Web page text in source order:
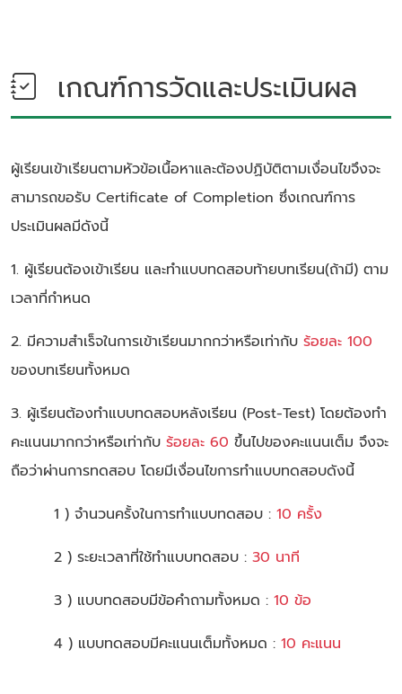
เกณฑ์การวัดและประเมินผล
ผู้เรียนเข้าเรียนตามหัวข้อเนื้อหาและต้องปฏิบัติตามเงื่อนไขจึงจะ
สามารถขอรับ Certificate of Completion ซึ่งเกณฑ์การ
ประเมินผลมีดังนี้
1. ผู้เรียนต้องเข้าเรียน และทำแบบทดสอบท้ายบทเรียน(ถ้ามี) ตาม
เวลาที่กำหนด
2. มีความสำเร็จในการเข้าเรียนมากกว่าหรือเท่ากับ ร้อยละ 100
ของบทเรียนทั้งหมด
3. ผู้เรียนต้องทำแบบทดสอบหลังเรียน (Post-Test) โดยต้องทำ
คะแนนมากกว่าหรือเท่ากับ ร้อยละ 60 ขึ้นไปของคะแนนเต็ม จึงจะ
ถือว่าผ่านการทดสอบ โดยมีเงื่อนไขการทำแบบทดสอบดังนี้
1 ) จำนวนครั้งในการทำแบบทดสอบ : 10 ครั้ง
2 ) ระยะเวลาที่ใช้ทำแบบทดสอบ : 30 นาที
3 ) แบบทดสอบมีข้อคำถามทั้งหมด : 10 ข้อ
4 ) แบบทดสอบมีคะแนนเต็มทั้งหมด : 10 คะแนน